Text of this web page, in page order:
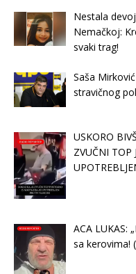
Nestala
Nemačkoj:
svaki trag!
Saša
stravičnog
USKORO
ZVUČNI TOP
ACA LUKAS:
sa kerovima!